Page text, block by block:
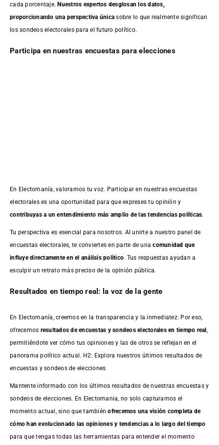
cada porcentaje.Nuestros expertos desglosan los datos,
proporcionando una perspectiva única sobre lo que realmente significan
los sondeos electorales para el futuro político.
Participa en nuestras encuestas para elecciones
En Electomanía, valoramos tu voz. Participar en nuestras encuestas
electorales es una oportunidad para que expreses tu opinión y
contribuyas a un entendimiento más amplio de las tendencias políticas.
Tu perspectiva es esencial para nosotros. Al unirte a nuestro panel de
encuestas electorales, te conviertes en parte de unacomunidad que
influye directamente en el análisis político. Tus respuestas ayudan a
esculpir un retrato más preciso de la opinión pública.
Resultados en tiempo real: la voz de la gente
En Electomanía, creemos en la transparencia y la inmediatez. Por eso,
ofrecemos resultados deencuestas y sondeos electorales en tiempo real
permitiéndote ver cómo tus opiniones y las de otros se reflejan en el
panorama político actual. H2: Explora nuestros últimos resultados de
encuestas y sondeos de elecciones
Mantente informado con los últimos resultados de nuestras encuestasy
sondeos de elecciones. En Electomania, no solo capturamos el
momento actual, sino que tambiénofrecemos una visión completa de
cómo han evolucionado las opiniones y tendencias a lo largo del tiempo
para que tengas todas las herramientas para entender el momento